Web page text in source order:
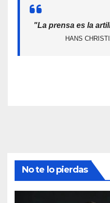
"La prensa es la
HANS
No te lo pierdas